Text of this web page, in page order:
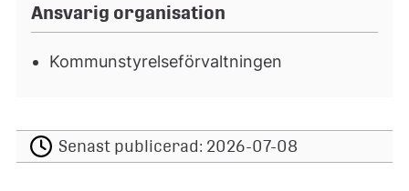
Ansvarig organisation
Kommunstyrelseförvaltningen
Senast publicerad: 2026-07-08